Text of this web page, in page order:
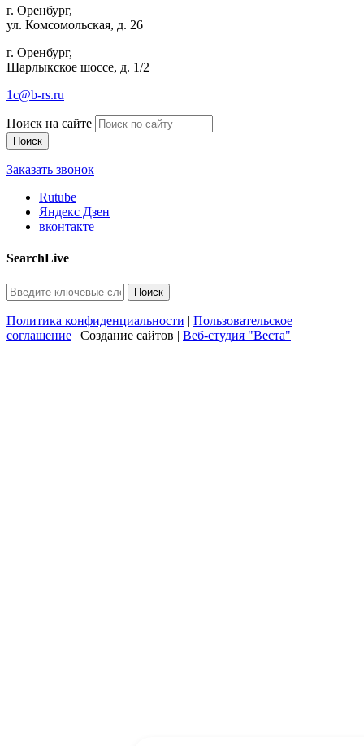
г. Оренбург,
ул. Комсомольская, д. 26
г. Оренбург,
Шарлыкское шоссе, д. 1/2
1c@b-rs.ru
Поиск на сайте
Заказать звонок
Rutube
Яндекс Дзен
вконтакте
SearchLive
Политика конфиденциальности | Пользовательское
соглашение | Создание сайтов | Веб-студия "Веста"